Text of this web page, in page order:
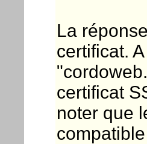
La
certificat.
certificat
noter que